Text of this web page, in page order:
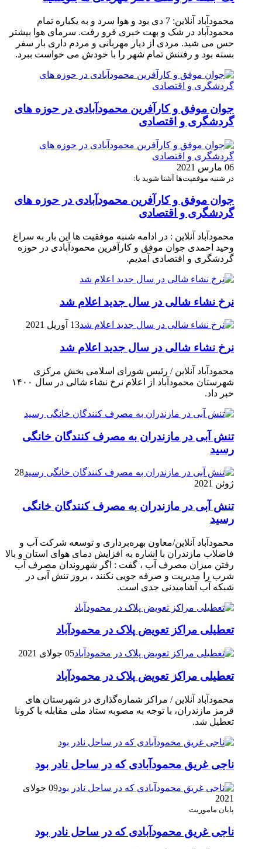
محمودآباد آنلاین: 7 دی بود و هوا سرد و به یکباره تمام
محمودآباد در شک و بهت خبری فرو رفت. سرمای هوا بیشتر
حس می شید. مردی از دیار مهربانی و مردم داری بار سفر
بسته بود و رفتنش تمام شهر را با خودش می خواست ببرد.
جوان موفق و کارآفرین محمودآبادی در حوزه های
گردشگری و اقتصادی
06 مارس 2021
در شنبه موفقیت‌ها آشنا شوید با:
جوان موفق و کارآفرین محمودآبادی در حوزه های
گردشگری و اقتصادی
محمودآباد آنلاین : در ادامه شنبه موفقیت ها این بار به سراغ
وحید احمدی جوان موفق و کارآفرین محمودآبادی در حوزه
گردشگری و اقتصادی آمدیم.
نرخ نشاء شالی در سال جدید اعلام شد
13 آوریل 2021
نرخ نشاء شالی در سال جدید اعلام شد
محمودآباد آنلاین / رئیس شورای اسلامی بخش مرکزی
شهرستان محمودآباد از اعلام نرخ نشاء شالی در سال ۱۴۰۰
خبر داد.
تنش آبی در مازندران به مصرف كنندگان خانگی
رسيد
28
ژوئن 2021
تنش آبی در مازندران به مصرف كنندگان خانگی
رسيد
محمودآباد آنلاین/معاون بهره‌برداری و توسعه شرکت آب و
فاضلاب مازندران با اشاره به افزایش دمای هوای استان و بالا
رفتن میزان مصرف آب ، گفت : اگر شهروندان مصرف آب
شرب را مدیریت و صرفه جویی نکنند ، بروز تنش آبی در
شبکه آب آشامیدنی جدی است.
تعطیلی مراکز تعویض پلاک در محمودآباد
05 جولای 2021
تعطیلی مراکز تعویض پلاک در محمودآباد
محمودآباد آنلاین / مراکز شماره‌گذاری در شهر‌ستان های
قرمز مازندران، با توجه به مصوبه ستاد ملی مقابله با کرونا
تعطیل شد.
ناجی غریق محمودآبادی که در ساحل نادر بود
09 جولای
2021
پایان ماموریت
ناجی غریق محمودآبادی که در ساحل نادر بود